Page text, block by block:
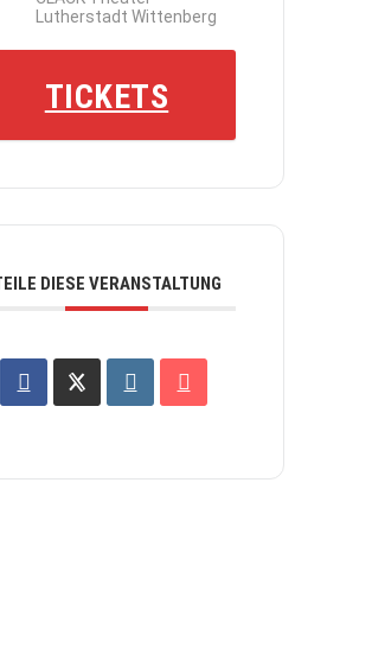
Lutherstadt Wittenberg
TICKETS
DIESE VERANSTALTUNG